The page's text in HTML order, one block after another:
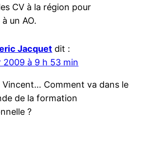
CV à la région pour
un AO.
Jacquet dit :
2009 à 9 h 53 min
Vincent… Comment va dans le
de la formation
?